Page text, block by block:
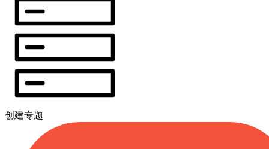
创建专题